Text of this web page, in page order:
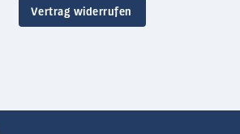
Vertrag widerrufen